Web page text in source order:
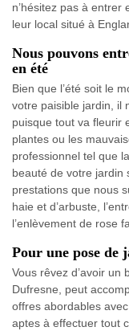
n’hésitez pas à entrer
leur local situé à
Nous pouvons
en été
Bien que l’été soit le
votre paisible jardin, il
puisque tout va fleurir
plantes ou les
professionnel tel que
beauté de votre jardin
prestations que nous
haie et d’arbuste,
l’enlèvement de rose
Pour une pose de
Vous rêvez d’avoir un
Dufresne, peut
offres abordables
aptes à effectuer tout